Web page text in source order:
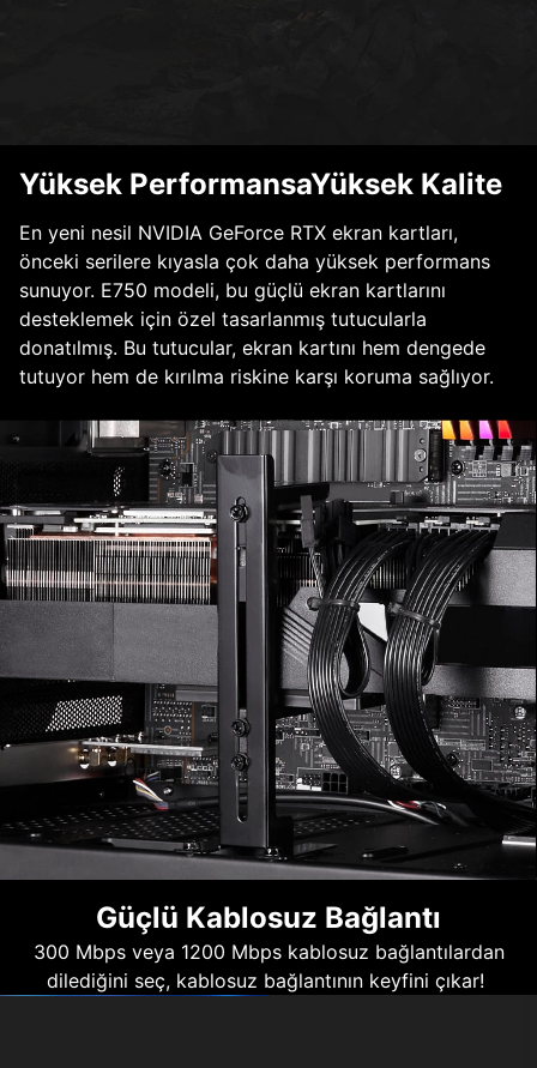
Yüksek PerformansaYüksek Kalite
En yeni nesil NVIDIA GeForce RTX ekran kartları,
önceki serilere kıyasla çok daha yüksek performans
sunuyor. E750 modeli, bu güçlü ekran kartlarını
desteklemek için özel tasarlanmış tutucularla
donatılmış. Bu tutucular, ekran kartını hem dengede
tutuyor hem de kırılma riskine karşı koruma sağlıyor.
Güçlü Kablosuz Bağlantı
300 Mbps veya 1200 Mbps kablosuz bağlantılardan
dilediğini seç, kablosuz bağlantının keyfini çıkar!